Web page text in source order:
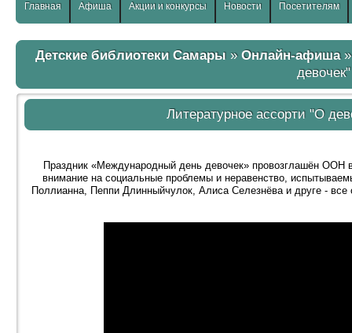
Главная Афиша Акции и конкурсы Новости Посетителям
Детские библиотеки Самары »Онлайн-афиша»
девочек"
Литературное ассорти "О
Праздник «Международный день девочек» провозглашён ООН
внимание на социальные проблемы и неравенство,
Поллианна, Пеппи Длинныйчулок, Алиса Селезнёва и друге -